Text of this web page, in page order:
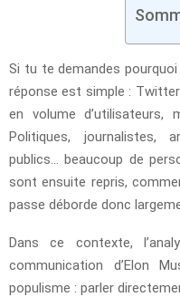
Si tu te demandes
réponse est simple :
en volume d’utilisateurs,
Politiques, journalistes,
publics… beaucoup de
sont ensuite repris,
passe déborde donc
Dans ce contexte,
communication d’Elon
populisme : parler